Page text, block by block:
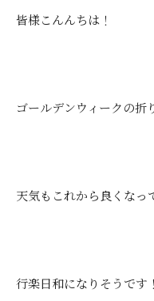
皆様こんんちは！
ゴールデンウィークの折
天気もこれから良くなっ
行楽日和になりそうです！